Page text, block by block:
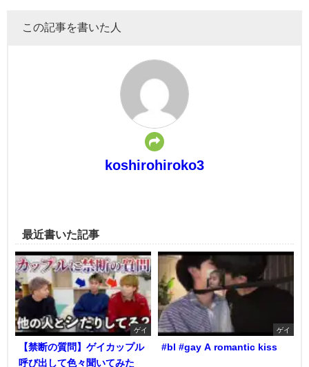
この記事を書いた人
koshirohiroko3
最近書いた記事
ゲイ
【禁断の質問】ゲイカップル
呼び出して色々聞いてみた
ゲイ
#bl #gay A romantic kiss